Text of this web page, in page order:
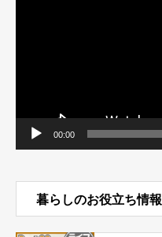
00:00
暮らしのお役立ち情報